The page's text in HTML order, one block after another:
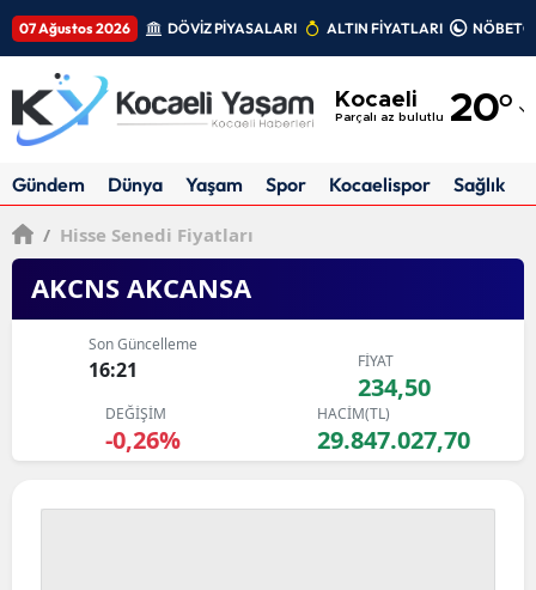
07 Ağustos 2026 DÖVİZ PİYASALARI ALTIN FİYATLARI
Kocaeli
Parçalı az bulutlu 20°
Adıyaman
Ankara
Antalya
Artvin
Aydın
Balıkesir
Gündem Dünya Yaşam Spor Kocaelispor Sağlık
/ Hisse Senedi Fiyatları
AKCNS AKCANSA
Son Güncelleme
16:21 FİYAT
234,50
DEĞİŞİM
-0,26%
HACİM(TL)
29.847.027,70